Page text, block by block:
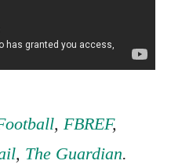
, FBREF,
, The Guardian.